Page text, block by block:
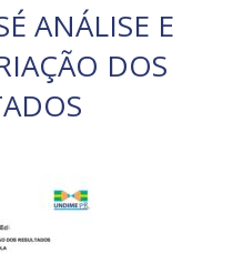
ANÁLISE E
DOS